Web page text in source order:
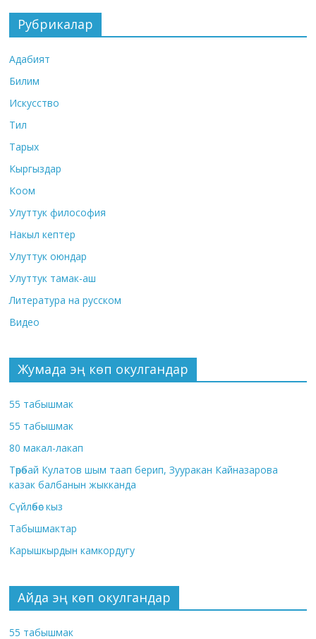
Рубрикалар
Адабият
Билим
Искусство
Тил
Тарых
Кыргыздар
Коом
Улуттук философия
Накыл кептер
Улуттук оюндар
Улуттук тамак-аш
Литература на русском
Видео
Жумада эң көп окулгандар
55 табышмак
55 табышмак
80 макал-лакап
Төрөбай Кулатов шым таап берип, Зууракан Кайназарова
казак балбанын жыкканда
Сүйлөбөс кыз
Табышмактар
Карышкырдын камкордугу
Айда эң көп окулгандар
55 табышмак